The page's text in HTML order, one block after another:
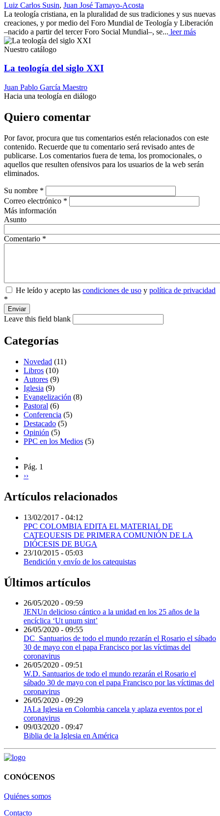
Luiz Carlos Susin, Juan José Tamayo-Acosta
La teología cristiana, en la pluralidad de sus tradiciones y sus nuevas
creaciones, y por medio del Foro Mundial de Teología y Liberación
–nacido a partir del tercer Foro Social Mundial–, se... leer más
Nuestro catálogo
La teología del siglo XXI
Juan Pablo García Maestro
Hacia una teología en diálogo
Quiero comentar
Por favor, procura que tus comentarios estén relacionados con este
contenido. Recuerde que tu comentario será revisado antes de
publicarse. Los comentarios fuera de tema, los promocionales, o
aquellos que resulten ofensivos para los usuarios de la web serán
eliminados.
Su nombre *
Correo electrónico *
Más información
Asunto
Comentario *
He leído y acepto las condiciones de uso y política de privacidad
*
Enviar
Leave this field blank
Categorías
Novedad (11)
Libros (10)
Autores (9)
Iglesia (9)
Evangelización (8)
Pastoral (6)
Conferencia (5)
Destacado (5)
Opinión (5)
PPC en los Medios (5)
Pág. 1
››
Artículos relacionados
13/02/2017 - 04:12
PPC COLOMBIA EDITA EL MATERIAL DE
CATEQUESIS DE PRIMERA COMUNIÓN DE LA
DIÓCESIS DE BUGA
23/10/2015 - 05:03
Bendición y envío de los catequistas
Últimos artículos
26/05/2020 - 09:59
JENUn delicioso cántico a la unidad en los 25 años de la
encíclica ‘Ut unum sint’
26/05/2020 - 09:55
DC_Santuarios de todo el mundo rezarán el Rosario el sábado
30 de mayo con el papa Francisco por las víctimas del
coronavirus
26/05/2020 - 09:51
W.D. Santuarios de todo el mundo rezarán el Rosario el
sábado 30 de mayo con el papa Francisco por las víctimas del
coronavirus
26/05/2020 - 09:29
JALa Iglesia en Colombia cancela y aplaza eventos por el
coronavirus
09/03/2020 - 09:47
Biblia de la Iglesia en América
CONÓCENOS
Quiénes somos
Contacto